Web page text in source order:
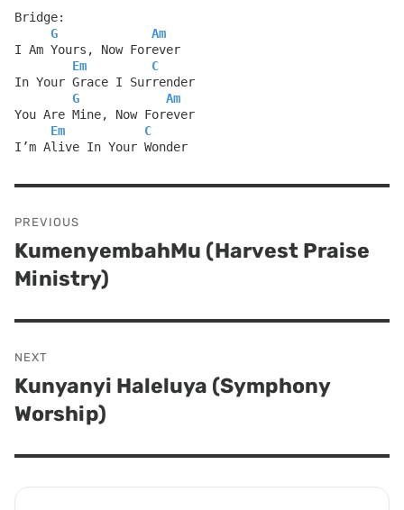
Bridge:
G
Am
I Am Yours, Now Forever
Em
C
In Your Grace I Surrender
G
Am
You Are Mine, Now Forever
Em
C
I’m Alive In Your Wonder
navigation
PREVIOUS
Previous
post:
KumenyembahMu (Harvest Praise
Ministry)
NEXT
Next
post:
Kunyanyi Haleluya (Symphony
Worship)